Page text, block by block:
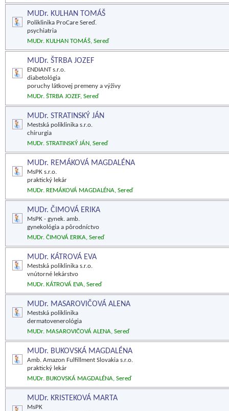
MUDr. KULHAN TOMÁŠ
Poliklinika ProCare Sereď.
psychiatria
MUDr. KULHAN TOMÁŠ, Sereď
MUDr. ŠTRBA JOZEF
ENDIANT s.r.o.
diabetológia
poruchy látkovej premeny a výživy
MUDr. ŠTRBA JOZEF, Sereď
MUDr. STRATINSKÝ JÁN
Mestská poliklinika s.r.o.
chirurgia
MUDr. STRATINSKÝ JÁN, Sereď
MUDr. REMÁKOVÁ MAGDALÉNA
MsPK s.r.o.
praktický lekár
MUDr. REMÁKOVÁ MAGDALÉNA, Sereď
MUDr. ČIMOVÁ ERIKA
MsPK - gynek. amb.
gynekológia a pôrodníctvo
MUDr. ČIMOVÁ ERIKA, Sereď
MUDr. KÁTROVÁ EVA
Mestská poliklinika s.r.o.
vnútorné lekárstvo
MUDr. KÁTROVÁ EVA, Sereď
MUDr. MASAROVIČOVÁ ALENA
Mestská poliklinika
dermatovenerológia
MUDr. MASAROVIČOVÁ ALENA, Sereď
MUDr. BUKOVSKÁ MAGDALÉNA
Amb. Amazon Fulfillment Slovakia s.r.o.
praktický lekár
MUDr. BUKOVSKÁ MAGDALÉNA, Sereď
MUDr. KRISTEKOVÁ MARTA
MsPK